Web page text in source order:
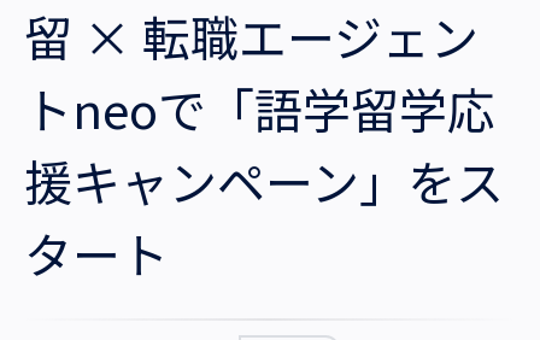
沿革・受賞歴
留 × 転職エージェン
トneoで「語学留学応
援キャンペーン」をス
タート